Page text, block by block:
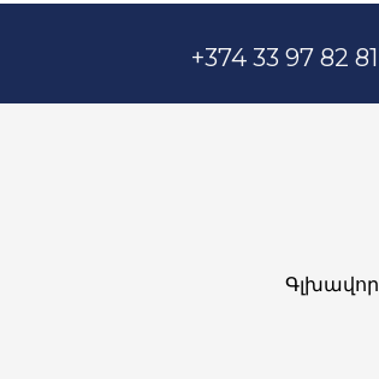
+374 33 97 82 81
Գլխավոր